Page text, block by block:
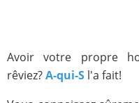
Avoir votre propre
rêviez?A-qui-S l'a fait!